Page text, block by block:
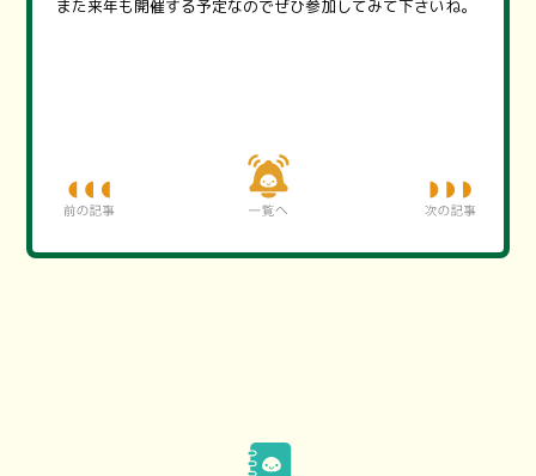
また来年も開催する予定なのでぜひ参加してみて下さいね。